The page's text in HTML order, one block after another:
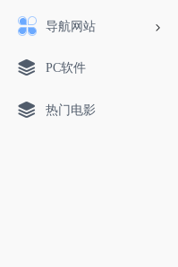
导航网站
PC软件
热门电影